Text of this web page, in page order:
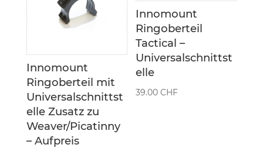
Innomount
Ringoberteil mit
Universalschnittst
elle Zusatz zu
Weaver/Picatinny
– Aufpreis
Innomount
Ringoberteil
Tactical –
Universalschnittst
elle
39.00CHF